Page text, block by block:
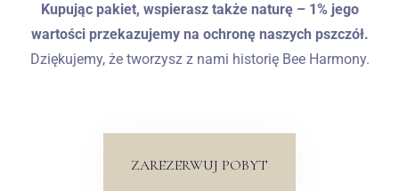
Kupując pakiet, wspierasz także naturę – 1% jego
wartości przekazujemy na ochronę naszych pszczół.
Dziękujemy, że tworzysz z nami historię Bee Harmony.
ZAREZERWUJ POBYT